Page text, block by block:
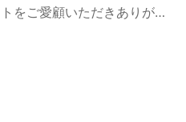
をご愛顧いただきありが…